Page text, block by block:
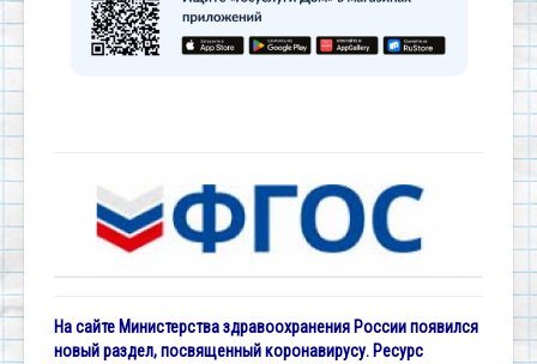
На сайте Министерства здравоохранения России появился
новый раздел, посвященный коронавирусу. Ресурс